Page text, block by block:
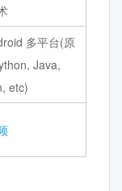
多平台(原
Java,
etc)